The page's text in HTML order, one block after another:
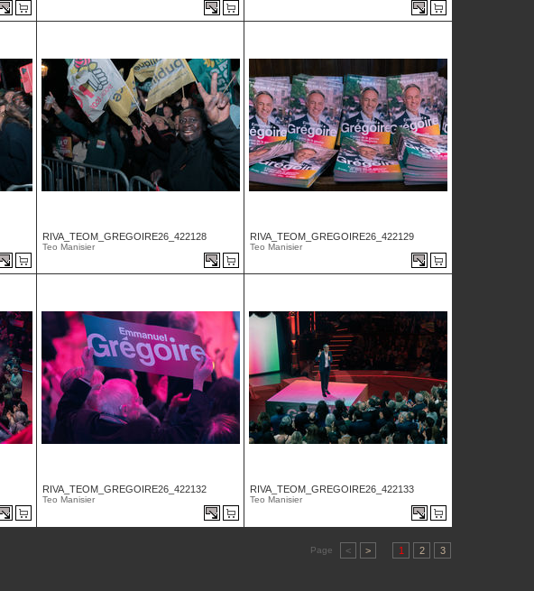
RIVA_TEOM_GREGOIRE26_422128
Teo Manisier
RIVA_TEOM_GREGOIRE26_422129
Teo Manisier
RIVA_TEOM_GREGOIRE26_422132
Teo Manisier
RIVA_TEOM_GREGOIRE26_422133
Teo Manisier
Page < > 1 2 3